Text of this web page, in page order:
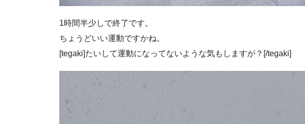
1時間半少しで終了です。
ちょうどいい運動ですかね。
[tegaki]たいして運動になってないような気もしますが？[/tegaki]